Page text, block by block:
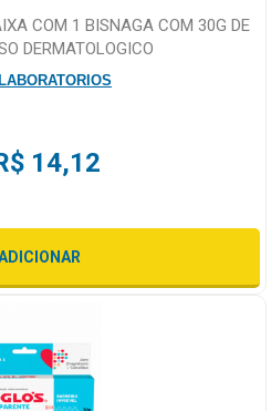
COM 1 BISNAGA COM 30G DE
DERMATOLOGICO
14,12